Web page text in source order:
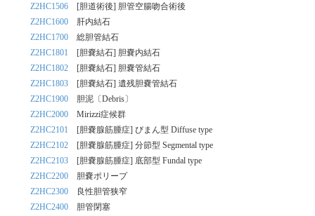
Z2HC1506
[胆道術後] 胆管空腸吻合術後
Z2HC1600
肝内結石
Z2HC1700
総胆管結石
Z2HC1801
[胆嚢結石] 胆嚢内結石
Z2HC1802
[胆嚢結石] 胆嚢管結石
Z2HC1803
[胆嚢結石] 遺残胆嚢管結石
Z2HC1900
胆泥〔Debris〕
Z2HC2000
Mirizzi症候群
Z2HC2101
[胆嚢腺筋腫症] びまん型 Diffuse type
Z2HC2102
[胆嚢腺筋腫症] 分節型 Segmental type
Z2HC2103
[胆嚢腺筋腫症] 底部型 Fundal type
Z2HC2200
胆嚢ポリープ
Z2HC2300
良性胆管狭窄
Z2HC2400
胆管閉塞